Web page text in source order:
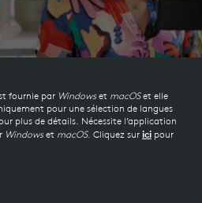
fournie par Windowset macOSet elle
pour une sélection de langues
plus de détails. Nécessite l’application
Windowset macOS. Cliquez sur ici pour